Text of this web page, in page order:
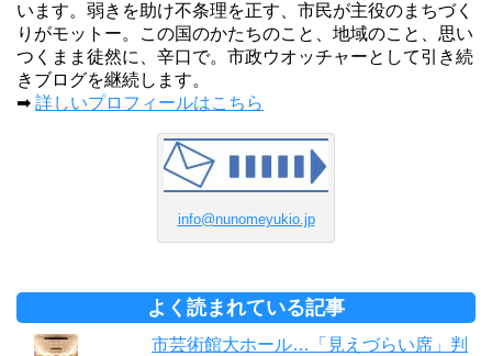
います。弱きを助け不条理を正す、市民が主役のまちづく
りがモットー。この国のかたちのこと、地域のこと、思い
つくまま徒然に、辛口で。市政ウオッチャーとして引き続
きブログを継続します。
➡ 詳しいプロフィールはこちら
info@nunomeyukio.jp
よく読まれている記事
市芸術館大ホール…「見えづらい席」判